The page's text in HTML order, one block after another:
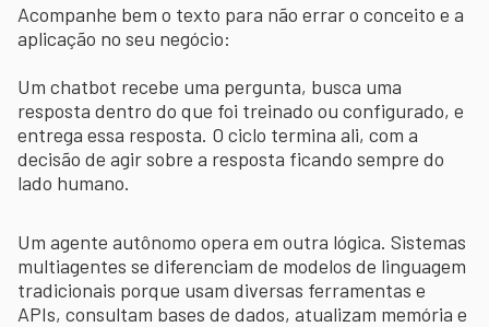
Acompanhe bem o texto para não errar o conceito e a
aplicação no seu negócio:
Um chatbot recebe uma pergunta, busca uma
resposta dentro do que foi treinado ou configurado, e
entrega essa resposta. O ciclo termina ali, com a
decisão de agir sobre a resposta ficando sempre do
lado humano.
Um agente autônomo opera em outra lógica. Sistemas
multiagentes se diferenciam de modelos de linguagem
tradicionais porque usam diversas ferramentas e
APIs, consultam bases de dados, atualizam memória e